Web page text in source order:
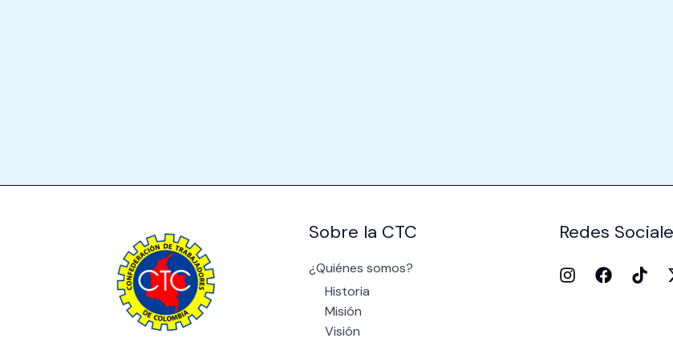
Sobre la CTC
¿Quiénes somos?
Historia
Misión
Visión
Redes